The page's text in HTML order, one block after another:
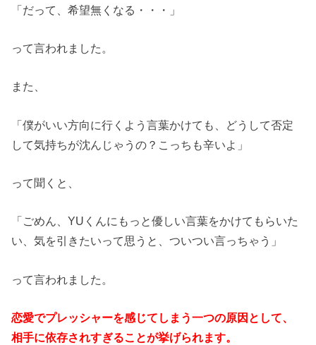
「だって、希望無くなる・・・」
って言われました。
また、
「僕がいい方向に行くよう言葉かけても、どうして否定
して気持ちが沈んじゃうの？こっちも辛いよ」
って聞くと、
「ごめん、YUくんにもっと優しい言葉をかけてもらいた
い、気を引きたいって思うと、ついつい言っちゃう」
って言われました。
恋愛でプレッシャーを感じてしまう一つの原因として、
相手に依存されすぎることが挙げられます。